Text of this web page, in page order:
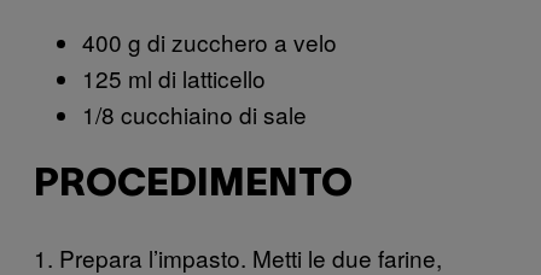
400 g di zucchero a velo
125 ml di latticello
1/8 cucchiaino di sale
PROCEDIMENTO
1. Prepara l’impasto. Metti le due farine,